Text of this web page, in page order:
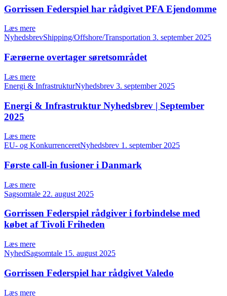
Gorrissen Federspiel har rådgivet PFA Ejendomme
Læs mere
NyhedsbrevShipping/Offshore/Transportation 3. september 2025
Færøerne overtager søretsområdet
Læs mere
Energi & InfrastrukturNyhedsbrev 3. september 2025
Energi & Infrastruktur Nyhedsbrev | September
2025
Læs mere
EU- og KonkurrenceretNyhedsbrev 1. september 2025
Første call-in fusioner i Danmark
Læs mere
Sagsomtale 22. august 2025
Gorrissen Federspiel rådgiver i forbindelse med
købet af Tivoli Friheden
Læs mere
NyhedSagsomtale 15. august 2025
Gorrissen Federspiel har rådgivet Valedo
Læs mere